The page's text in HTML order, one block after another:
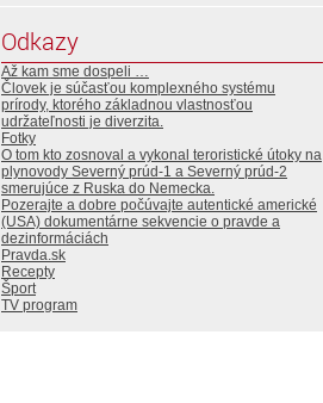
Odkazy
Až kam sme dospeli …
Človek je súčasťou komplexného systému
prírody, ktorého základnou vlastnosťou
udržateľnosti je diverzita.
Fotky
O tom kto zosnoval a vykonal teroristické útoky na
plynovody Severný prúd-1 a Severný prúd-2
smerujúce z Ruska do Nemecka.
Pozerajte a dobre počúvajte autentické americké
(USA) dokumentárne sekvencie o pravde a
dezinformáciách
Pravda.sk
Recepty
Šport
TV program